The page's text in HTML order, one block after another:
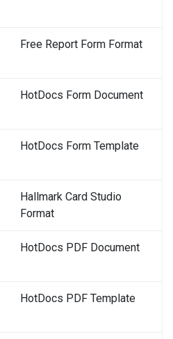
Free Report Form Format
HotDocs Form Document
HotDocs Form Template
Hallmark Card Studio
Format
HotDocs PDF Document
HotDocs PDF Template